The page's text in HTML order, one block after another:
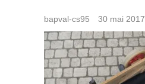
bapval-cs95 30 mai 2017